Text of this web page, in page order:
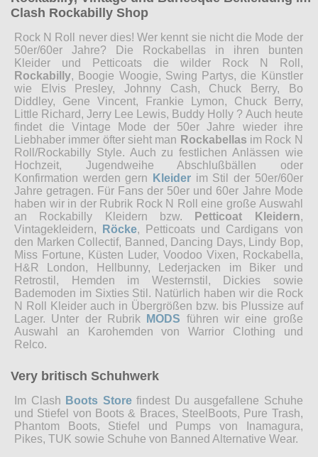
Clash Rockabilly Shop
Rock N Roll never dies! Wer kennt sie nicht die Mode der
50er/60er Jahre? Die Rockabellas in ihren bunten
Kleider und Petticoats die wilder Rock N Roll,
Rockabilly, Boogie Woogie, Swing Partys, die Künstler
wie Elvis Presley, Johnny Cash, Chuck Berry, Bo
Diddley, Gene Vincent, Frankie Lymon, Chuck Berry,
Little Richard, Jerry Lee Lewis, Buddy Holly ? Auch heute
findet die Vintage Mode der 50er Jahre wieder ihre
Liebhaber immer öfter sieht man Rockabellas im Rock N
Roll/Rockabilly Style. Auch zu festlichen Anlässen wie
Hochzeit, Jugendweihe Abschlußbällen oder
Konfirmation werden gern
Kleiderim Stil der 50er/60er
Jahre getragen. Für Fans der 50er und 60er Jahre Mode
haben wir in der Rubrik Rock N Roll eine große Auswahl
an Rockabilly Kleidern bzw.
Petticoat Kleidern,
Vintagekleidern,
Röcke, Petticoats und Cardigans von
den Marken Collectif, Banned, Dancing Days, Lindy Bop,
Miss Fortune, Küsten Luder, Voodoo Vixen, Rockabella,
H&R London, Hellbunny, Lederjacken im Biker und
Retrostil, Hemden im Westernstil, Dickies sowie
Bademoden im Sixties Stil. Natürlich haben wir die Rock
N Roll Kleider auch in Übergrößen bzw. bis Plussize auf
Lager. Unter der Rubrik
MODS führen wir eine große
Auswahl an Karohemden von Warrior Clothing und
Relco.
Very britisch Schuhwerk
Im Clash Boots Storefindest Du ausgefallene Schuhe
und Stiefel von Boots & Braces, SteelBoots, Pure Trash,
Phantom Boots, Stiefel und Pumps von Inamagura,
Pikes, TUK sowie Schuhe von Banned Alternative Wear.